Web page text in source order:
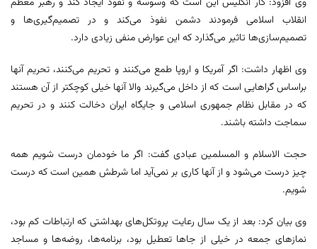
انقلاب اسلامی فرمودند دشمن نفوذ می‌کند و در تصمیم‌گیری‌ها و
تصمیم‌سازی‌ها تاثیر می‌گذارد که این عوارض منفی زیادی دارد.
وی اظهار داشت: اگر آمریکا و اروپا طمع می‌کنند و تحریم می‌کنند، تحریم آنها
براساس گراهایی است که از داخل می‌گیرند والا آنها خیلی کوچکتر از آن هستند
که در مقابل نظام جمهوری اسلامی و جایگاه ایران دخالت کنند و در تحریم
سماجت داشته باشند.
حجت الاسلام و المسلمین عبادی گفت: اگر ما خودمان درست شویم همه
چیز درست می‌شود و از آنها کاری بر نمی‌آید اما شرطش همین است که درست
شویم.
وی بیان کرد: بعد از یک سال رعایت پروتکل‌های بهداشتی که ارتباطات کم بود،
نمازهای جمعه در خیلی از جاها تعطیل بود، برنامه‌ها، روضه‌ها و مساجد